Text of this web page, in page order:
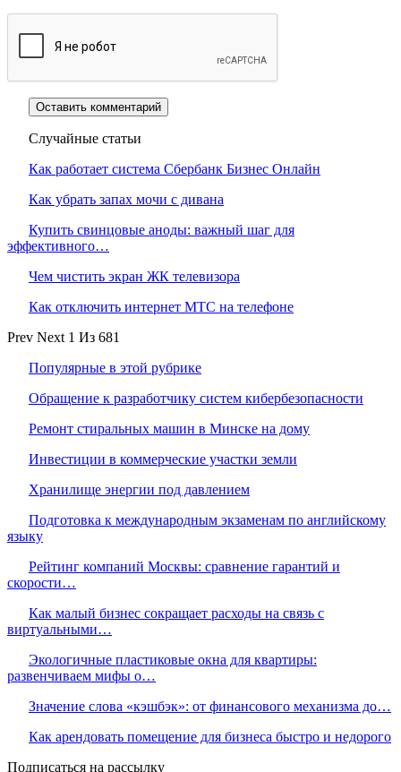
Случайные статьи
Как работает система Сбербанк Бизнес Онлайн
Как убрать запах мочи с дивана
Купить свинцовые аноды: важный шаг для
эффективного…
Чем чистить экран ЖК телевизора
Как отключить интернет МТС на телефоне
Prev Next 1 Из 681
Популярные в этой рубрике
Обращение к разработчику систем кибербезопасности
Ремонт стиральных машин в Минске на дому
Инвестиции в коммерческие участки земли
Хранилище энергии под давлением
Подготовка к международным экзаменам по английскому
языку
Рейтинг компаний Москвы: сравнение гарантий и
скорости…
Как малый бизнес сокращает расходы на связь с
виртуальными…
Экологичные пластиковые окна для квартиры:
развенчиваем мифы о…
Значение слова «кэшбэк»: от финансового механизма до…
Как арендовать помещение для бизнеса быстро и недорого
Подписаться на рассылку